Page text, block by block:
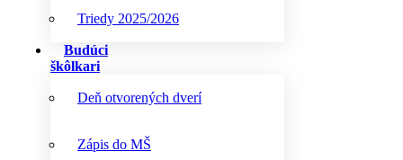
Triedy 2025/2026
Budúci
škôlkari
Deň otvorených dverí
Zápis do MŠ